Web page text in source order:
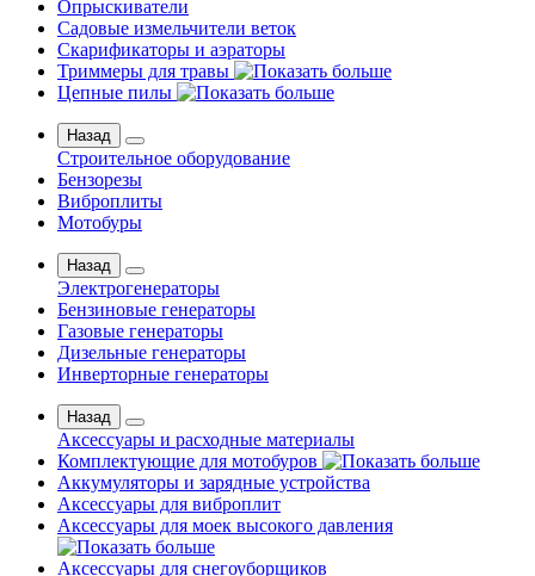
Опрыскиватели
Садовые измельчители веток
Скарификаторы и аэраторы
Триммеры для травы
Цепные пилы
Назад
Строительное оборудование
Бензорезы
Виброплиты
Мотобуры
Назад
Электрогенераторы
Бензиновые генераторы
Газовые генераторы
Дизельные генераторы
Инверторные генераторы
Назад
Аксессуары и расходные материалы
Комплектующие для мотобуров
Аккумуляторы и зарядные устройства
Аксессуары для виброплит
Аксессуары для моек высокого давления
Аксессуары для снегоуборщиков